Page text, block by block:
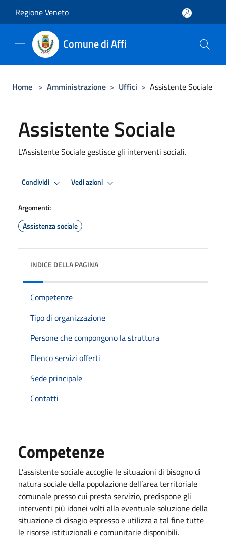
Regione Veneto
Comune di Affi
Home > Amministrazione > Uffici > Assistente Sociale
Assistente Sociale
L’Assistente Sociale gestisce gli interventi sociali.
Condividi Vedi azioni
Argomenti:
Assistenza sociale
INDICE DELLA PAGINA
Competenze
Tipo di organizzazione
Persone che compongono la struttura
Elenco servizi offerti
Sede principale
Contatti
Competenze
L’assistente sociale accoglie le situazioni di bisogno di
natura sociale della popolazione dell’area territoriale
comunale presso cui presta servizio, predispone gli
interventi più idonei volti alla eventuale soluzione della
situazione di disagio espresso e utilizza a tal fine tutte
le risorse istituzionali e comunitarie disponibili.